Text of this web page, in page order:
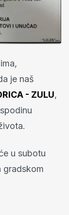
je naš
- ZULU,
u subotu
gradskom